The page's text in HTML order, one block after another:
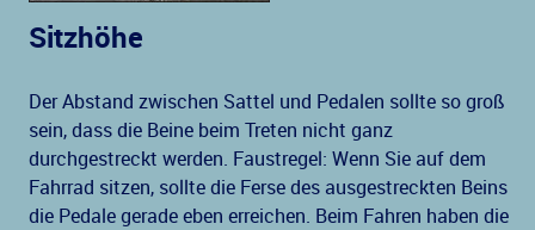
Sitzhöhe
Der Abstand zwischen Sattel und Pedalen sollte so groß
sein, dass die Beine beim Treten nicht ganz
durchgestreckt werden. Faustregel: Wenn Sie auf dem
Fahrrad sitzen, sollte die Ferse des ausgestreckten Beins
die Pedale gerade eben erreichen. Beim Fahren haben die